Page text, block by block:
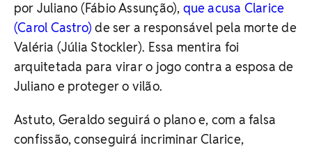
por Juliano (Fábio Assunção), que acusa Clarice
(Carol Castro) de ser a responsável pela morte de
Valéria (Júlia Stockler). Essa mentira foi
arquitetada para virar o jogo contra a esposa de
Juliano e proteger o vilão.
Astuto, Geraldo seguirá o plano e, com a falsa
confissão, conseguirá incriminar Clarice,